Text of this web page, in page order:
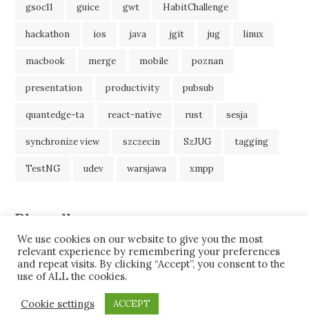
gsoc11 guice gwt HabitChallenge
hackathon ios java jgit jug linux
macbook merge mobile poznan
presentation productivity pubsub
quantedge-ta react-native rust sesja
synchronize view szczecin SzJUG tagging
TestNG udev warsjawa xmpp
Blogroll
JavaBlog
We use cookies on our website to give you the most
relevant experience by remembering your preferences
and repeat visits. By clicking “Accept”, you consent to the
use of ALL the cookies.
Cookie settings ACCEPT